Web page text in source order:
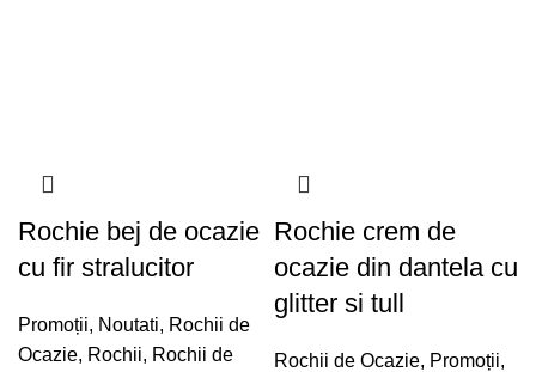
Rochie bej de ocazie
cu fir stralucitor
Promoții, Noutati, Rochii de
Ocazie, Rochii, Rochii de
Rochie crem de
ocazie din dantela cu
glitter si tull
Rochii de Ocazie, Promoții,